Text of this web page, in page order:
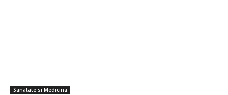
Sanatate si Medicina